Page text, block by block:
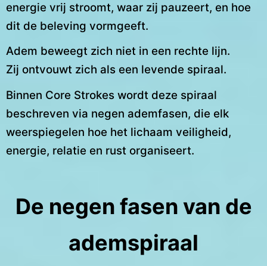
energie vrij stroomt, waar zij pauzeert, en hoe
dit de beleving vormgeeft.
Adem beweegt zich niet in een rechte lijn.
Zij ontvouwt zich als een levende spiraal.
Binnen Core Strokes wordt deze spiraal
beschreven via negen ademfasen, die elk
weerspiegelen hoe het lichaam veiligheid,
energie, relatie en rust organiseert.
De negen fasen van de
ademspiraal